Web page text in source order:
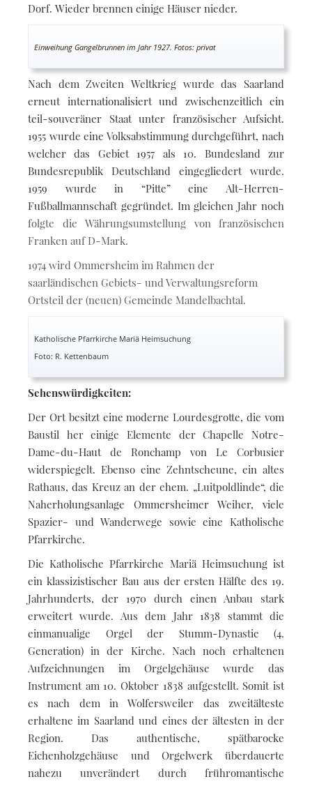
Dorf. Wieder brennen einige Häuser nieder.
Einweihung Gangelbrunnen im Jahr 1927. Fotos: privat
Nach dem Zweiten Weltkrieg wurde das Saarland
erneut internationalisiert und zwischenzeitlich ein
teil-souveräner Staat unter französischer Aufsicht.
1955 wurde eine Volksabstimmung durchgeführt, nach
welcher das Gebiet 1957 als 10. Bundesland zur
Bundesrepublik Deutschland eingegliedert wurde.
1959 wurde in “Pitte” eine Alt-Herren-
Fußballmannschaft gegründet. Im gleichen Jahr noch
folgte die Währungsumstellung von französischen
Franken auf D-Mark.
1974 wird Ommersheim im Rahmen der
saarländischen Gebiets- und Verwaltungsreform
Ortsteil der (neuen) Gemeinde Mandelbachtal.
Katholische Pfarrkirche Mariä Heimsuchung
Foto: R. Kettenbaum
Sehenswürdigkeiten:
Der Ort besitzt eine moderne Lourdesgrotte, die vom
Baustil her einige Elemente der Chapelle Notre-
Dame-du-Haut de Ronchamp von Le Corbusier
widerspiegelt. Ebenso eine Zehntscheune, ein altes
Rathaus, das Kreuz an der ehem. „Luitpoldlinde“, die
Naherholungsanlage Ommersheimer Weiher, viele
Spazier- und Wanderwege sowie eine Katholische
Pfarrkirche.
Die Katholische Pfarrkirche Mariä Heimsuchung ist
ein klassizistischer Bau aus der ersten Hälfte des 19.
Jahrhunderts, der 1970 durch einen Anbau stark
erweitert wurde. Aus dem Jahr 1838 stammt die
einmanualige Orgel der Stumm-Dynastie (4.
Generation) in der Kirche. Nach noch erhaltenen
Aufzeichnungen im Orgelgehäuse wurde das
Instrument am 10. Oktober 1838 aufgestellt. Somit ist
es nach dem in Wolfersweiler das zweitälteste
erhaltene im Saarland und eines der ältesten in der
Region. Das authentische, spätbarocke
Eichenholzgehäuse und Orgelwerk überdauerte
nahezu unverändert durch frühromantische